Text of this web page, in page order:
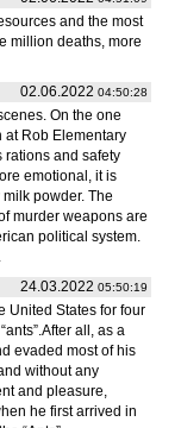
and the most
million deaths, more
02.06.2022 04:50:28
On the one
at Rob Elementary
rations and safety
emotional, it is
powder. The
murder weapons are
political system.
24.03.2022 05:50:19
United States for four
all, as a
evaded most of his
without any
and pleasure,
he first arrived in